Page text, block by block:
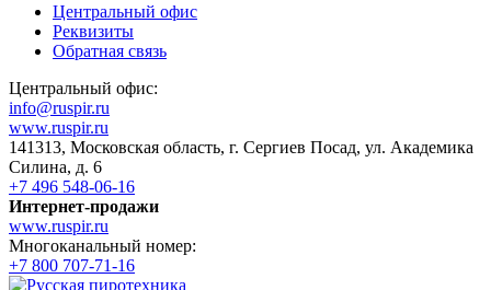
Центральный офис
Реквизиты
Обратная связь
Центральный офис:
info@ruspir.ru
www.ruspir.ru
141313, Московская область, г. Сергиев Посад, ул. Академика
Силина, д. 6
+7 496 548-06-16
Интернет-продажи
www.ruspir.ru
Многоканальный номер:
+7 800 707-71-16